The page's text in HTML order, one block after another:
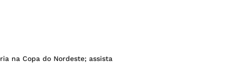
na Copa do Nordeste; assista